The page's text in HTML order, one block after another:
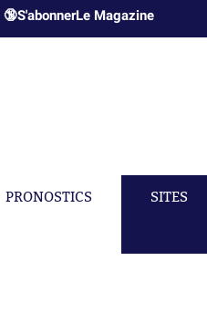
🔞S'abonnerLe Magazine
PRONOSTICS SITES